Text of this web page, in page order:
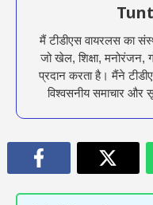
मैं टीडीएस वायरलस का
जो खेल, शिक्षा, मनोरंजन,
प्रदान करता है। मैंने
विश्वसनीय समाचार और